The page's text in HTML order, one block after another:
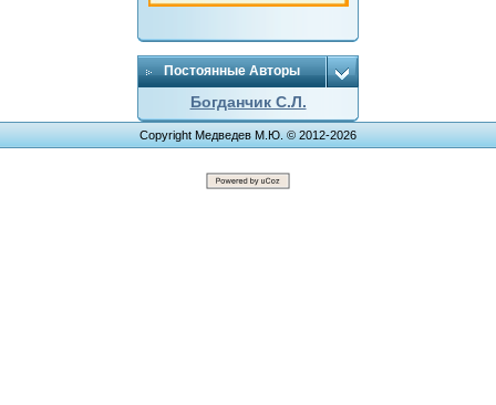
Постоянные Авторы
Богданчик С.Л.
Copyright Медведев М.Ю. © 2012-2026